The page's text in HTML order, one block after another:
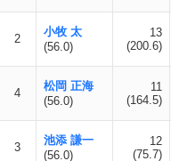
2
小牧 太
(56.0)
13
(200.6)
4
松岡 正海
(56.0)
11
(164.5)
3
池添 謙一
(56.0)
12
(75.7)